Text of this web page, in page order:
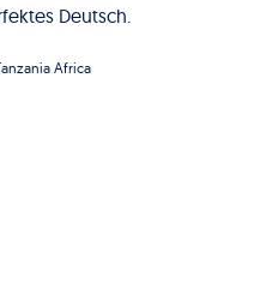
Deutsch.
Africa